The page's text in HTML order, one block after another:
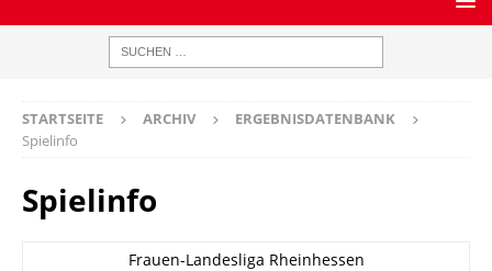
STARTSEITE ARCHIV
ERGEBNISDATENBANK
Spielinfo
Spielinfo
Frauen-Landesliga Rheinhessen